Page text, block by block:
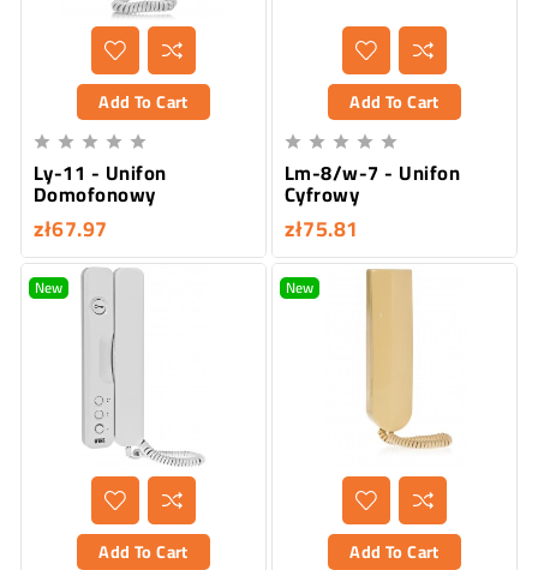
Add To Cart
    
Ly-11 - Unifon
Domofonowy
zł67.97
Add To Cart
    
Lm-8/w-7 - Unifon
Cyfrowy
zł75.81
New
Add To Cart
New
Add To Cart